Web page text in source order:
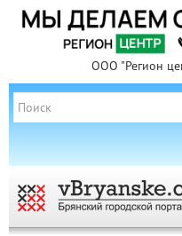
ООО "Регион